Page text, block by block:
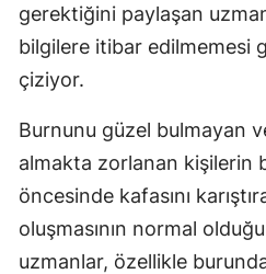
gerektiğini paylaşan
bilgilere itibar edilmemesi
çiziyor.
Burnunu güzel bulmayan
almakta zorlanan kişilerin
öncesinde kafasını
oluşmasının normal
uzmanlar, özellikle